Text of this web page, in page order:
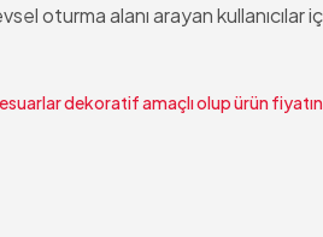
oturma alanı arayan kullanıcılar
dekoratif amaçlı olup ürün